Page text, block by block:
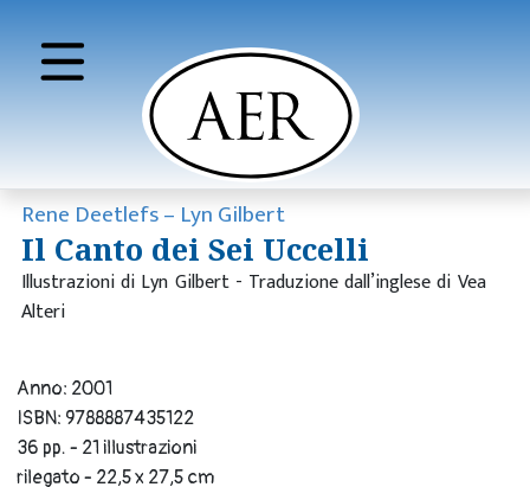
Rene Deetlefs – Lyn Gilbert
Il Canto dei Sei Uccelli
Illustrazioni di Lyn Gilbert - Traduzione dall’inglese di Vea
Alteri
Anno: 2001
ISBN: 9788887435122
36 pp. - 21 illustrazioni
rilegato - 22,5 x 27,5 cm